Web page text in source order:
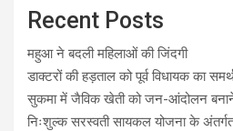
Recent Posts
महुआ ने बदली महिलाओं की जिंदगी
डाक्टरों की हड़ताल को पूर्व विधायक का
सुकमा में जैविक खेती को जन-आंदोलन
निःशुल्क सरस्वती सायकल योजना के